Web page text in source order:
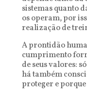
sistemas quanto
os operam, por
realização de
A prontidão
cumprimento
de seus valores:
há também
proteger e